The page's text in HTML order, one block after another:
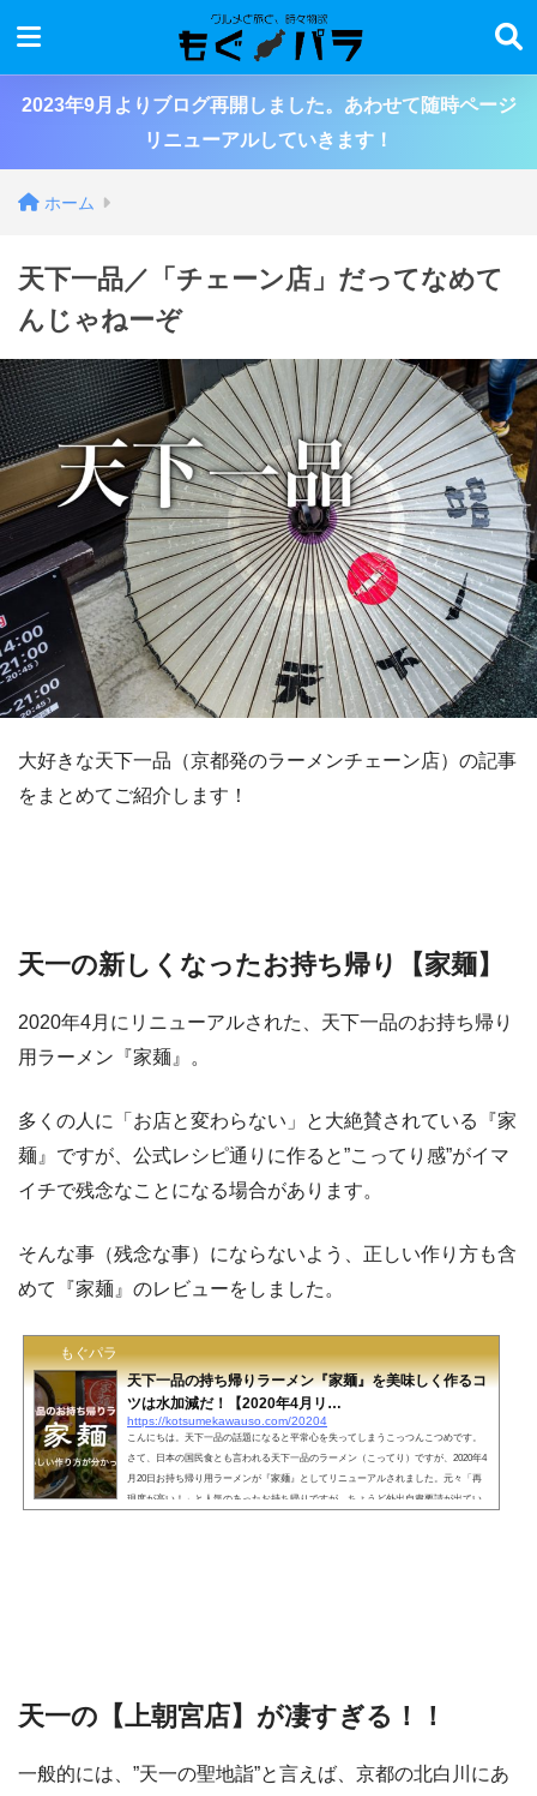
2023年9月よりブログ再開しました。あわせて随時ページ
リニューアルしていきます！
ホーム
天下一品／「チェーン店」だってなめて
んじゃねーぞ
大好きな天下一品（京都発のラーメンチェーン店）の記事
をまとめてご紹介します！
天一の新しくなったお持ち帰り【家麺】
2020年4月にリニューアルされた、天下一品のお持ち帰り
用ラーメン『家麺』。
多くの人に「お店と変わらない」と大絶賛されている『家
麺』ですが、公式レシピ通りに作ると”こってり感”がイマ
イチで残念なことになる場合があります。
そんな事（残念な事）にならないよう、正しい作り方も含
めて『家麺』のレビューをしました。
もぐパラ
天下一品の持ち帰りラーメン『家麺』を美味しく作るコ
ツは水加減だ！【2020年4月リ…
https://kotsumekawauso.com/20204
こんにちは。天下一品の話題になると平常心を失ってしまうこっつんこつめです。
さて、日本の国民食とも言われる天下一品のラーメン（こってり）ですが、2020年4
月20日お持ち帰り用ラーメンが『家麺』としてリニューアルされました。元々「再
現度が高い！」と人気のあったお持ち帰りですが、ちょうど外出自粛要請が出てい
天一の【上朝宮店】が凄すぎる！！
一般的には、”天一の聖地詣”と言えば、京都の北白川にあ